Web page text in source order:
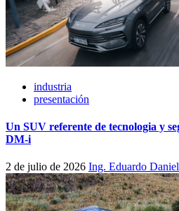
industria
presentación
Un SUV referente de tecnologia y
DM-i
2 de julio de 2026 Ing. Eduardo